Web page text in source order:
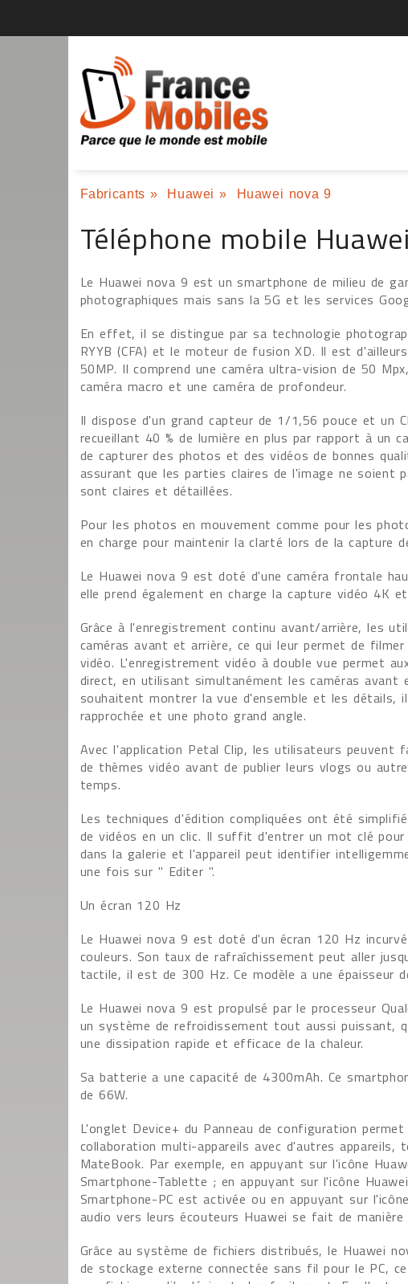
Fabricants » Huawei » Huawei nova 9
Téléphone mobile
Le Huawei nova 9 est un smartphone de milieu de
photographiques mais sans la 5G et les services
En effet, il se distingue par sa technologie
RYYB (CFA) et le moteur de fusion XD. Il est
50MP. Il comprend une caméra ultra-vision de 50
caméra macro et une caméra de profondeur.
Il dispose d'un grand capteur de 1/1,56 pouce et un
recueillant 40 % de lumière en plus par rapport à un
de capturer des photos et des vidéos de bonnes
assurant que les parties claires de l'image ne soient
sont claires et détaillées.
Pour les photos en mouvement comme pour les
en charge pour maintenir la clarté lors de la capture
Le Huawei nova 9 est doté d'une caméra frontale
elle prend également en charge la capture vidéo 4K
Grâce à l'enregistrement continu avant/arrière, les
caméras avant et arrière, ce qui leur permet de
vidéo. L'enregistrement vidéo à double vue permet
direct, en utilisant simultanément les caméras avant
souhaitent montrer la vue d'ensemble et les détails,
rapprochée et une photo grand angle.
Avec l'application Petal Clip, les utilisateurs peuvent
de thèmes vidéo avant de publier leurs vlogs ou
temps.
Les techniques d'édition compliquées ont été
de vidéos en un clic. Il suffit d'entrer un mot clé
dans la galerie et l'appareil peut identifier
une fois sur " Editer ".
Un écran 120 Hz
Le Huawei nova 9 est doté d'un écran 120 Hz
couleurs. Son taux de rafraîchissement peut aller
tactile, il est de 300 Hz. Ce modèle a une épaisseur
Le Huawei nova 9 est propulsé par le processeur
un système de refroidissement tout aussi puissant,
une dissipation rapide et efficace de la chaleur.
Sa batterie a une capacité de 4300mAh. Ce
de 66W.
L'onglet Device+ du Panneau de configuration
collaboration multi-appareils avec d'autres appareils,
MateBook. Par exemple, en appuyant sur l'icône
Smartphone-Tablette ; en appuyant sur l'icône
Smartphone-PC est activée ou en appuyant sur
audio vers leurs écouteurs Huawei se fait de
Grâce au système de fichiers distribués, le Huawei
de stockage externe connectée sans fil pour le PC,